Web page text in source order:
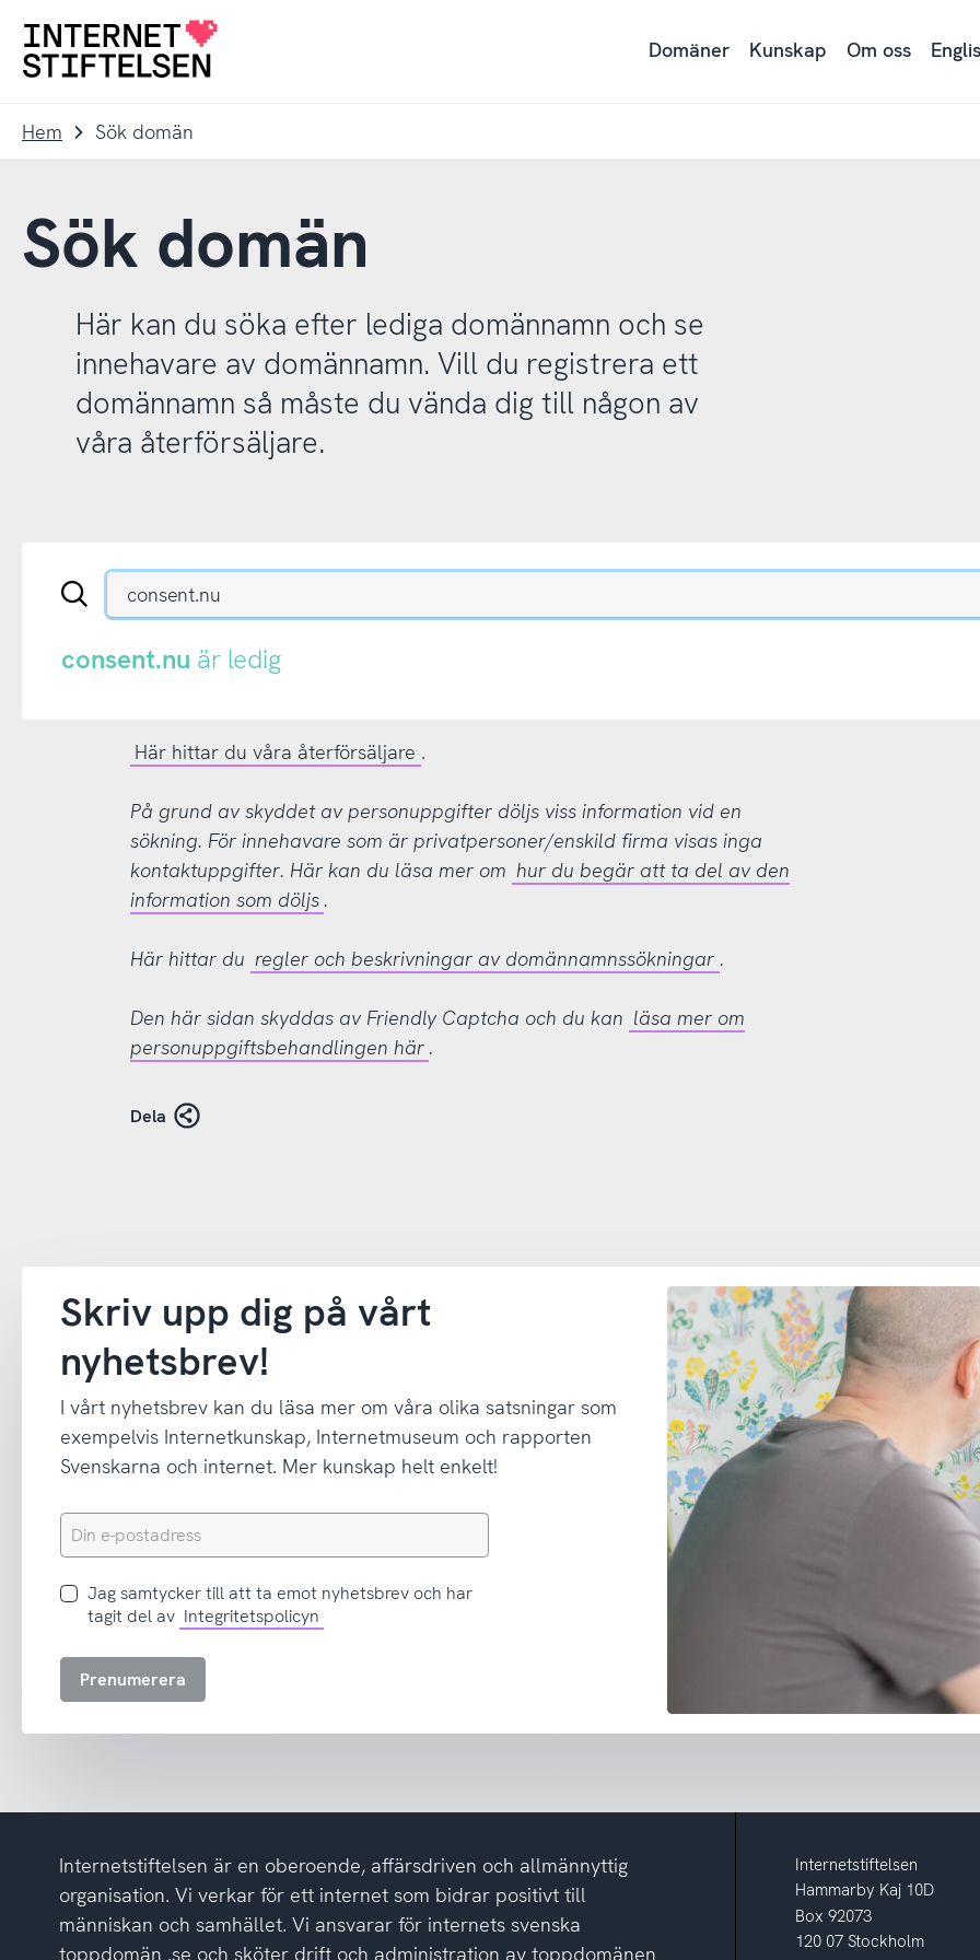
navigering
innehåll
Till
Domäner Kunskap Om oss
Hem Sök domän
Sök domän
Här kan du söka efter lediga domännamn och se
innehavare av domännamn. Vill du registrera ett
domännamn så måste du vända dig till någon av
våra återförsäljare.
Sök
.se-
eller
.nu-
consent.nu är ledig
Här hittar du våra återförsäljare .
På grund av skyddet av personuppgifter döljs viss information vid en
sökning. För innehavare som är privatpersoner/enskild firma visas inga
kontaktuppgifter. Här kan du läsa mer om hur du begär att ta del av den
information som döljs .
Här hittar du regler och beskrivningar av domännamnssökningar .
Den här sidan skyddas av Friendly Captcha och du kan läsa mer om
personuppgiftsbehandlingen här .
Dela
Skriv upp dig på vårt
nyhetsbrev!
I vårt nyhetsbrev kan du läsa mer om våra olika satsningar som
exempelvis Internetkunskap, Internetmuseum och rapporten
Svenskarna och internet. Mer kunskap helt enkelt!
Din
e-
Jag
samtycker
att
nyhetsbrev
tagit
av
integritetspolicyn
Jag samtycker till att ta emot nyhetsbrev och har
tagit del av Integritetspolicyn
Prenumerera
Internetstiftelsen är en oberoende, affärsdriven och allmännyttig
organisation. Vi verkar för ett internet som bidrar positivt till
människan och samhället. Vi ansvarar för internets svenska
toppdomän .se och sköter drift och administration av toppdomänen
Internetstiftelsen
Hammarby Kaj 10D
Box 92073
120 07 Stockholm